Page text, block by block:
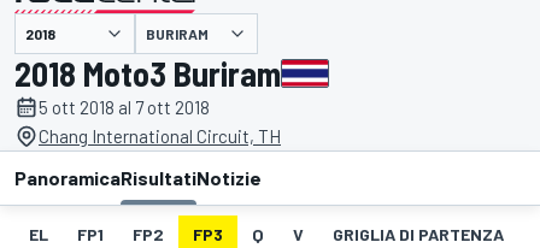
presentato da BURIRAM
2018 Moto3 Buriram
5 ott 2018 al 7 ott 2018
Chang International Circuit, TH
PanoramicaRisultatiNotizie
EL FP1 FP2 FP3 Q V GRIGLIA DI PARTENZA